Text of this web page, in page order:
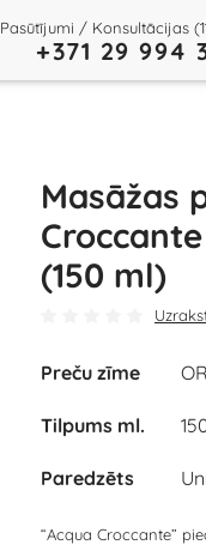
Pasūtījumi / Konsultācijas
+371 29 994
Masāžas
(150 ml)
Preču zīme
Tilpums ml.
Paredzēts
“Acqua Croccante”